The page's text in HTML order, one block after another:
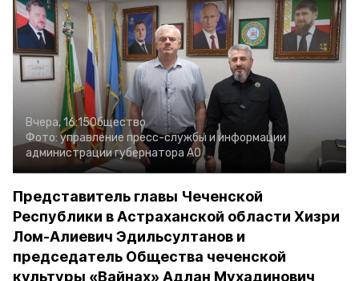
Вчера, 16:15Общество
Фото: управление пресс-службы и информации
администрации губернатора АО
Представитель главы Чеченской
Республики в Астраханской области Хизри
Лом-Алиевич Эдильсултанов и
председатель Общества чеченской
культуры «Вайнах» Адлан Мухадинович